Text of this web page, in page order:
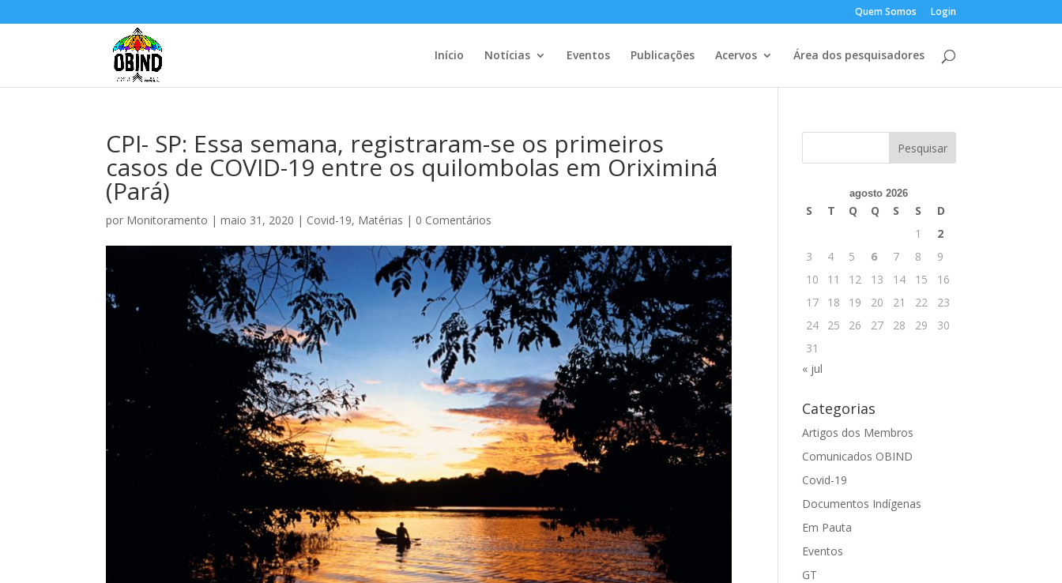
Quem Somos Login
Início Notícias Eventos Publicações Acervos Área dos pesquisadores
CPI- SP: Essa semana, registraram-se os primeiros
casos de COVID-19 entre os quilombolas em Oriximiná
(Pará)
por Monitoramento |maio 31, 2020 | Covid-19, Matérias | 0 Comentários
agosto 2026
S T Q Q S S
D
1
2
3
4 5 6 7 8
9
10
11 12 13 14 15
16
17
18 19 20 21 22
23
24
25 26 27 28 29
30
31
« jul
Categorias
Artigos dos Membros
Comunicados OBIND
Covid-19
Documentos Indígenas
Em Pauta
Eventos
GT